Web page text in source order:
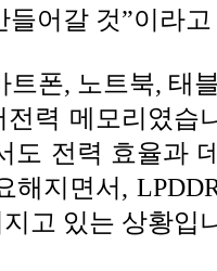
들어갈 것”이라
트폰, 노트북, 태
력 메모리였습
도 전력 효율과
해지면서,
고 있는 상황입